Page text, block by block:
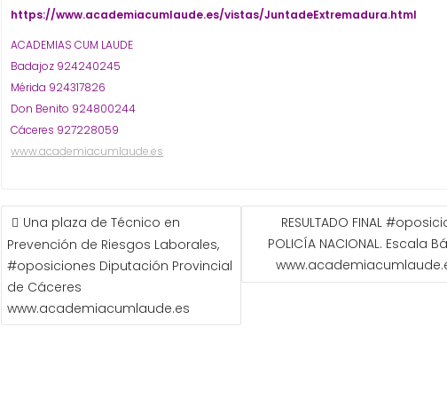
https://www.academiacumlaude.es/vistas/JuntadeExtremadura.html
ACADEMIAS CUM LAUDE
Badajoz 924240245
Mérida 924317826
Don Benito 924800244
Cáceres 927228059
www.academiacumlaude.es
NAVEGACIÓN
DE
ENTRADAS
Una plaza de Técnico en
Prevención de Riesgos Laborales,
#oposiciones Diputación Provincial
de Cáceres
www.academiacumlaude.es
RESULTADO FINAL
POLICÍA NACIONAL. Escala